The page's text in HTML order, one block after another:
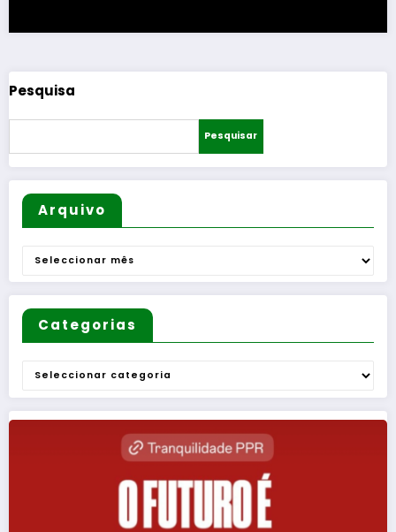
Pesquisa
Pesquisar
Arquivo
Arquivo
Categorias
Categorias